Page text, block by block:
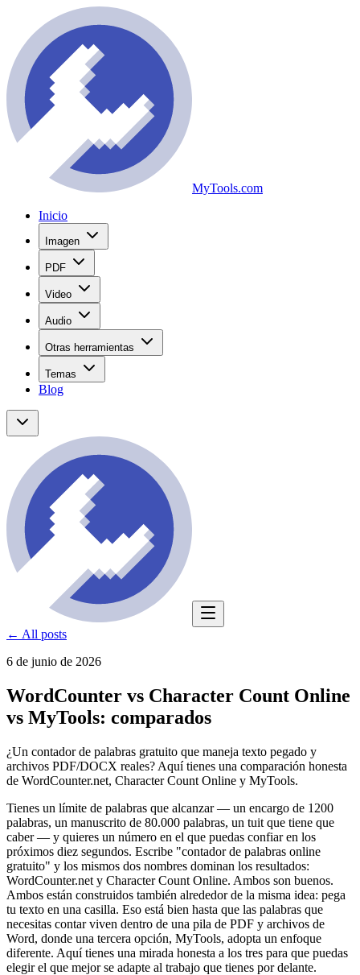
MyTools.com
Inicio
Imagen
PDF
Video
Audio
Otras herramientas
Temas
Blog
← All posts
6 de junio de 2026
WordCounter vs Character Count Online
vs MyTools: comparados
¿Un contador de palabras gratuito que maneja texto pegado y
archivos PDF/DOCX reales? Aquí tienes una comparación honesta
de WordCounter.net, Character Count Online y MyTools.
Tienes un límite de palabras que alcanzar — un encargo de 1200
palabras, un manuscrito de 80.000 palabras, un tuit que tiene que
caber — y quieres un número en el que puedas confiar en los
próximos diez segundos. Escribe "contador de palabras online
gratuito" y los mismos dos nombres dominan los resultados:
WordCounter.net y Character Count Online. Ambos son buenos.
Ambos están construidos también alrededor de la misma idea: pega
tu texto en una casilla. Eso está bien hasta que las palabras que
necesitas contar viven dentro de una pila de PDF y archivos de
Word, donde una tercera opción, MyTools, adopta un enfoque
diferente. Aquí tienes una mirada honesta a los tres para que puedas
elegir el que mejor se adapte al trabajo que tienes por delante.